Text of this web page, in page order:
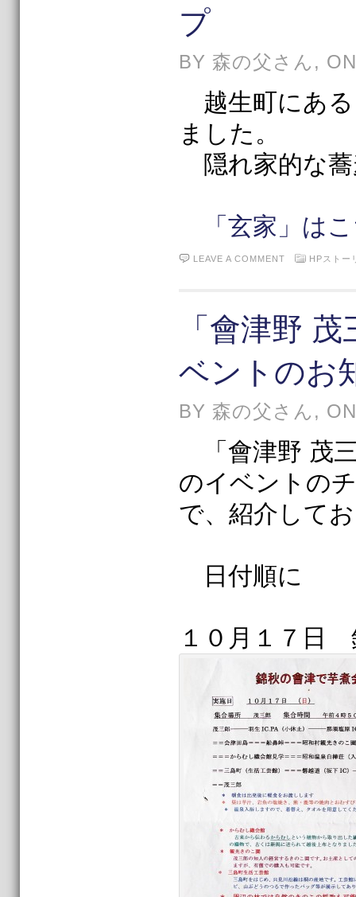
プ
BY 森の父さん,
越生町にある
ました。
隠れ家的な蕎
「玄家」は
LEAVE A COMMENT HPストー
「會津野
ベントのお
BY 森の父さん,
「會津野 茂
のイベントの
で、紹介して
日付順に
１０月１７日